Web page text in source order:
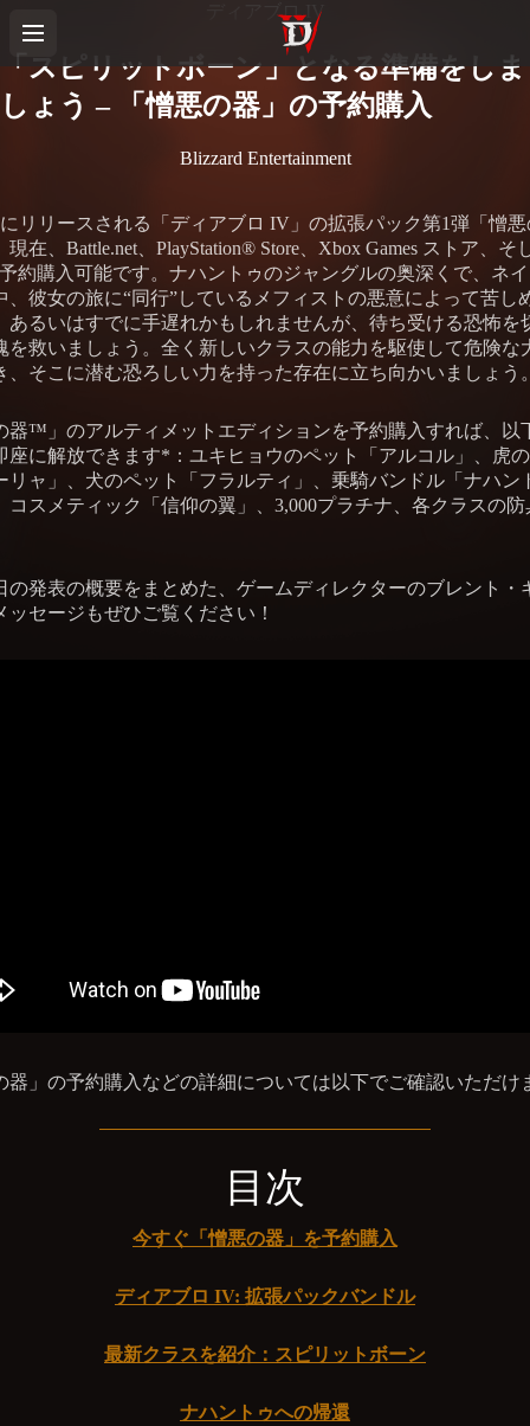
ディアブロ IV
「スピリットボーン」となる準備をしま
しょう – 「憎悪の器」の予約購入
Blizzard Entertainment
リリースされる「ディアブロ IV」の拡張パック第1弾「憎
在、Battle.net、PlayStation® Store、Xbox Games ストア、そ
予約購入可能です。ナハントゥのジャングルの奥深くで、ネ
、彼女の旅に“同行”しているメフィストの悪意によって苦し
あるいはすでに手遅れかもしれませんが、待ち受ける恐怖を
を救いましょう。全く新しいクラスの能力を駆使して危険な
、そこに潜む恐ろしい力を持った存在に立ち向かいましょう
器™」のアルティメットエディションを予約購入すれば、以
座に解放できます*：ユキヒョウのペット「アルコル」、虎
リャ」、犬のペット「フラルティ」、乗騎バンドル「ナハン
コスメティック「信仰の翼」、3,000プラチナ、各クラスの防
の発表の概要をまとめた、ゲームディレクターのブレント・
ッセージもぜひご覧ください！
器」の予約購入などの詳細については以下でご確認いただけ
目次
今すぐ「憎悪の器」を予約購入
ディアブロ IV: 拡張パックバンドル
最新クラスを紹介：スピリットボーン
ナハントゥへの帰還